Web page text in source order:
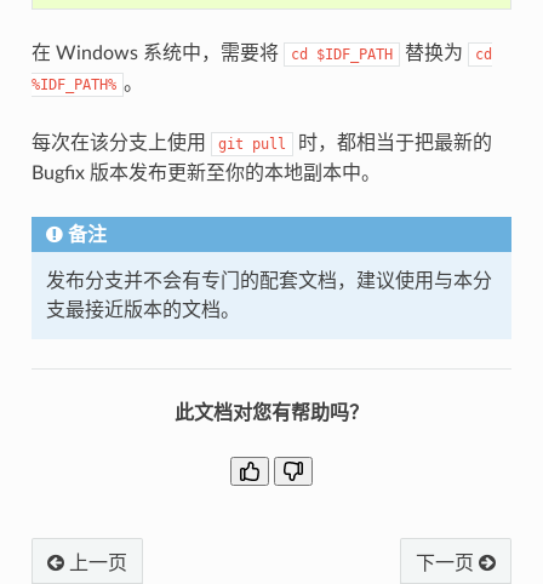
在 Windows 系统中，需要将 cd $IDF_PATH 替换为
cd
%IDF_PATH% 。
每次在该分支上使用 git pull
时，都相当于把最新的
Bugfix 版本发布更新至你的本地副本中。
备注
发布分支并不会有专门的配套文档，建议使用与本分
支最接近版本的文档。
此文档对您有帮助吗？
上一页 下一页